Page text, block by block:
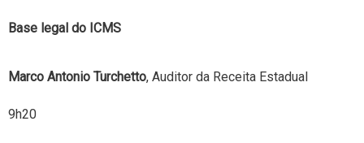
Base legal do ICMS
Marco Antonio Turchetto, Auditor da Receita Estadual
9h20